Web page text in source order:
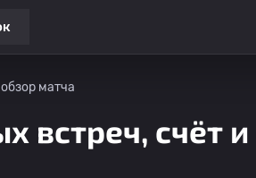
матча
встреч, счёт